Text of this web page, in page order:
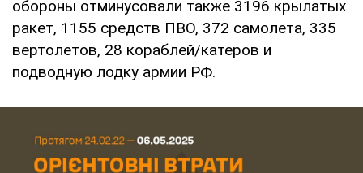
обороны отминусовали также 3196 крылатых
ракет, 1155 средств ПВО, 372 самолета, 335
вертолетов, 28 кораблей/катеров и
подводную лодку армии РФ.